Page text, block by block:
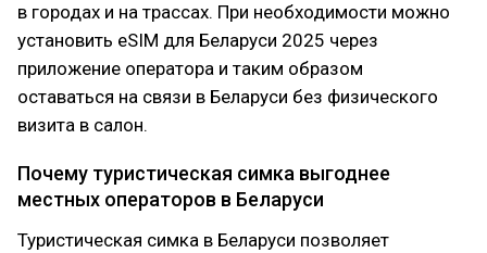
в городах и на трассах. При необходимости можно
установить eSIM для Беларуси 2025 через
приложение оператора и таким образом
оставаться на связи в Беларуси без физического
визита в салон.
Почему туристическая симка выгоднее
местных операторов в Беларуси
Туристическая симка в Беларуси позволяет